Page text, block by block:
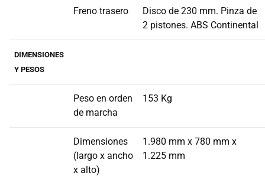
Freno trasero
Disco de 230 mm. Pinza de
2 pistones. ABS Continental
DIMENSIONES
Y PESOS
Peso en orden
de marcha
153 Kg
Dimensiones
(largo x ancho
x alto)
1.980 mm x 780 mm x
1.225 mm